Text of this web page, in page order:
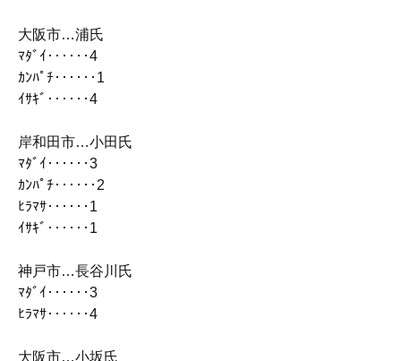
大阪市…浦氏
ﾏﾀﾞｲ‥‥‥4
ｶﾝﾊﾟﾁ‥‥‥1
ｲｻｷﾞ‥‥‥4
岸和田市…小田氏
ﾏﾀﾞｲ‥‥‥3
ｶﾝﾊﾟﾁ‥‥‥2
ﾋﾗﾏｻ‥‥‥1
ｲｻｷﾞ‥‥‥1
神戸市…長谷川氏
ﾏﾀﾞｲ‥‥‥3
ﾋﾗﾏｻ‥‥‥4
大阪市…小坂氏